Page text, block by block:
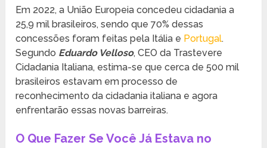
Em 2022, a União Europeia concedeu cidadania a
25,9 mil brasileiros, sendo que 70% dessas
concessões foram feitas pela Itália e Portugal.
Segundo Eduardo Velloso, CEO da Trastevere
Cidadania Italiana, estima-se que cerca de 500 mil
brasileiros estavam em processo de
reconhecimento da cidadania italiana e agora
enfrentarão essas novas barreiras.
O Que Fazer Se Você Já Estava no